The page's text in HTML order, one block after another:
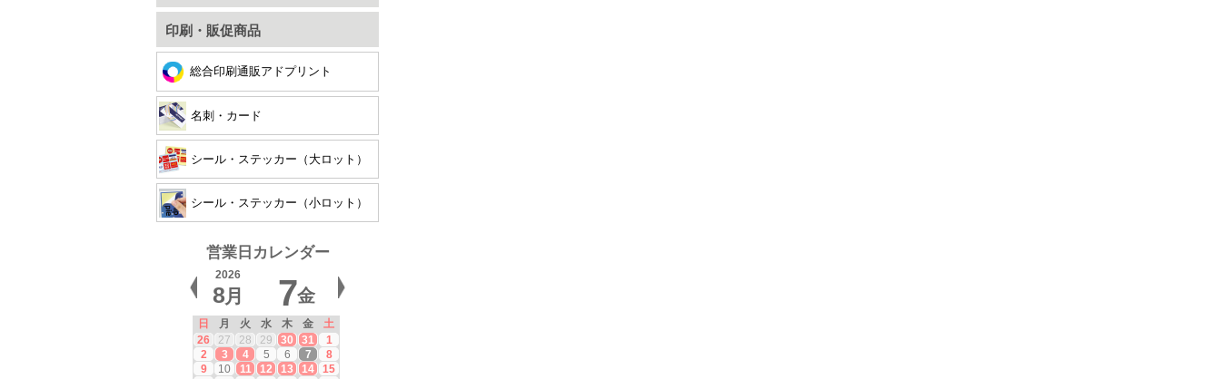
印刷・販促商品
総合印刷通販アドプリント
名刺・カード
シール・ステッカー（大ロット）
シール・ステッカー（小ロット）
営業日カレンダー
2026
8月 7金
日 月 火 水 木 金
土
26
27 28 29 30 31
1
2
3 4 5 6 7
8
9
10 11 12 13 14
15